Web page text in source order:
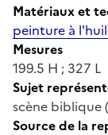
Matériaux et
peinture à
Mesures
199.5 H ; 327 L
Sujet
scène biblique
Source de la